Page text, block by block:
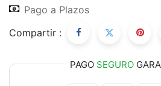
Pago a Plazos
Compartir :
PAGO SEGURO